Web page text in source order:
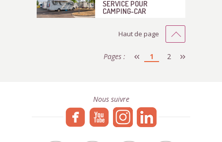
SERVICE POUR
CAMPING-CAR
Haut de page
Pages : 1 2
Nous suivre